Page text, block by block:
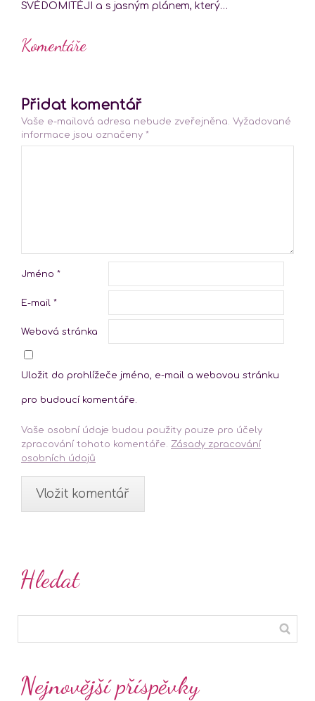
SVĚDOMITĚJI a s jasným plánem, který…
Komentáře
Přidat komentář
Vaše e-mailová adresa nebude zveřejněna. Vyžadované
informace jsou označeny *
Jméno *
E-mail *
Webová stránka
Uložit do prohlížeče jméno, e-mail a webovou stránku
pro budoucí komentáře.
Vaše osobní údaje budou použity pouze pro účely
zpracování tohoto komentáře. Zásady zpracování
osobních údajů
Hledat
Nejnovější příspěvky